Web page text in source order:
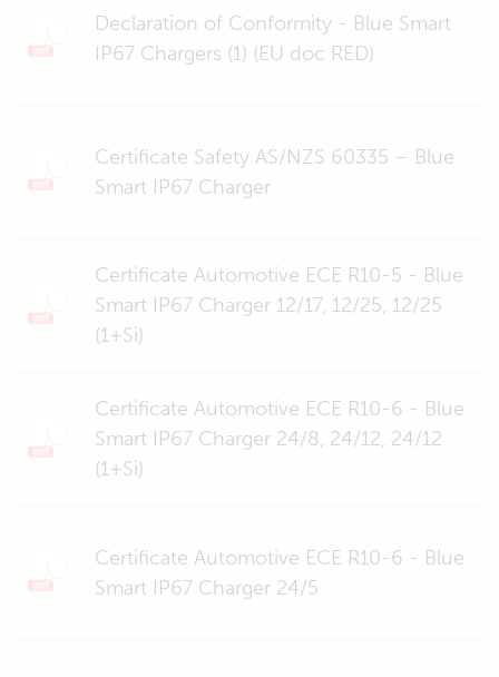
Declaration of Conformity - Blue Smart
IP67 Chargers (1) (EU doc RED)
Certificate Safety AS/NZS 60335 – Blue
Smart IP67 Charger
Certificate Automotive ECE R10-5 - Blue
Smart IP67 Charger 12/17, 12/25, 12/25
(1+Si)
Certificate Automotive ECE R10-6 - Blue
Smart IP67 Charger 24/8, 24/12, 24/12
(1+Si)
Certificate Automotive ECE R10-6 - Blue
Smart IP67 Charger 24/5